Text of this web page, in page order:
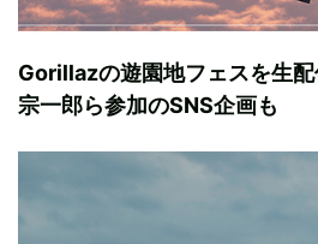
Gorillazの遊園地フェスを生
宗一郎ら参加のSNS企画も